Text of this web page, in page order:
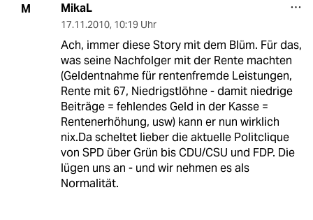
M MikaL
17.11.2010, 10:19 Uhr
Ach, immer diese Story mit dem Blüm. Für das,
was seine Nachfolger mit der Rente machten
(Geldentnahme für rentenfremde Leistungen,
Rente mit 67, Niedrigstlöhne - damit niedrige
Beiträge = fehlendes Geld in der Kasse =
Rentenerhöhung, usw) kann er nun wirklich
nix.Da scheltet lieber die aktuelle Politclique
von SPD über Grün bis CDU/CSU und FDP. Die
lügen uns an - und wir nehmen es als
Normalität.